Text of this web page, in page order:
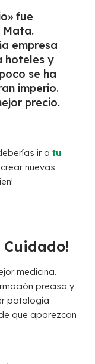
fue
Mata.
empresa
hoteles y
se ha
imperio.
precio.
ir atu
nuevas
Cuidado!
medicina.
precisa y
patología
que aparezcan